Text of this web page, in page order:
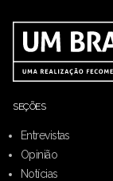
SEÇÕES
Entrevistas
Opinião
Notícias